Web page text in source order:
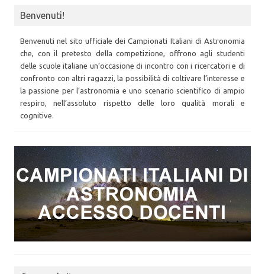
Benvenuti!
Benvenuti nel sito ufficiale dei Campionati Italiani di Astronomia
che, con il pretesto della competizione, offrono agli studenti
delle scuole italiane un’occasione di incontro con i ricercatori e di
confronto con altri ragazzi, la possibilità di coltivare l’interesse e
la passione per l’astronomia e uno scenario scientifico di ampio
respiro, nell’assoluto rispetto delle loro qualità morali e
cognitive.